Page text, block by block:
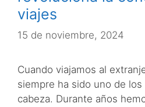
viajes
15 de noviembre, 2024
Cuando viajamos al
siempre ha sido uno de
cabeza. Durante años